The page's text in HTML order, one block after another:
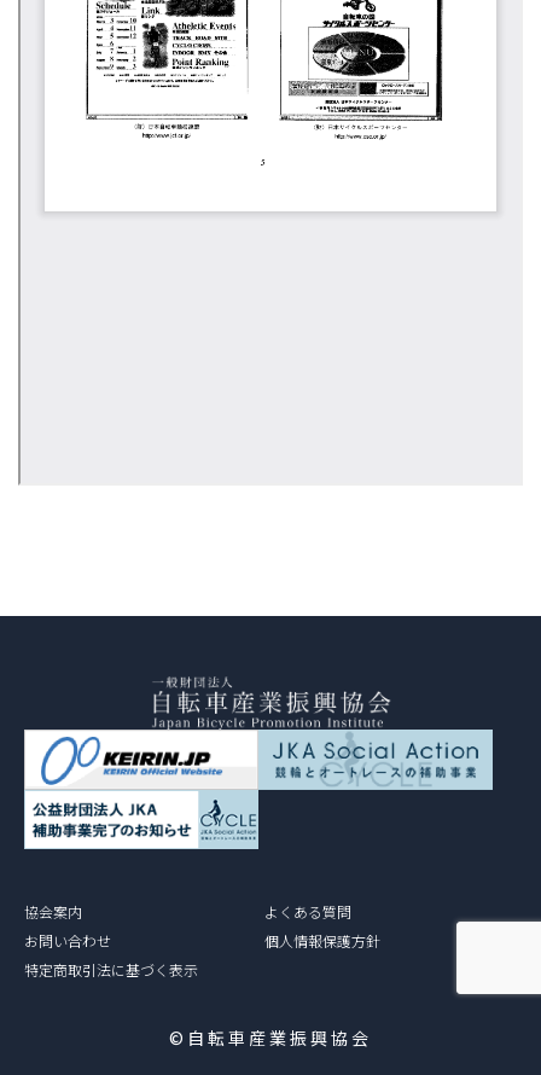
協会案内
よくある質問
お問い合わせ
個人情報保護方針
特定商取引法に基づく表示
©自転車産業振興協会